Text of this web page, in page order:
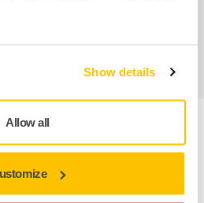
Show details
Allow all
1 an offert pour les outils
produit
techniques